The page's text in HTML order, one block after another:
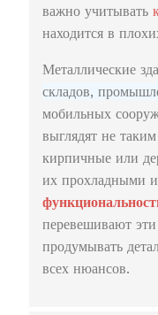
важно учитывать
находится в
Металлические
складов,
мобильных
выглядят не
кирпичные или
их прохладными
перевешивают
продумывать
всех нюансов.